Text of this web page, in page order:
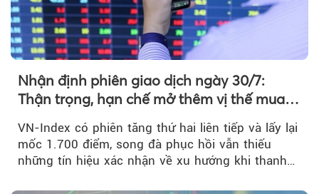
Nhận định phiên giao dịch ngày 30/7:
Thận trọng, hạn chế mở thêm vị thế mua
VN-Index có phiên tăng thứ hai liên tiếp và lấy lại
mốc 1.700 điểm, song đà phục hồi vẫn thiếu
những tín hiệu xác nhận về xu hướng khi thanh